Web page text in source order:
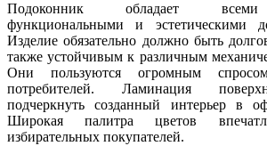
Подоконник обладает всеми
функциональными и эстетическими
Изделие обязательно должно быть
также устойчивым к различным
Они пользуются огромным
потребителей. Ламинация
подчеркнуть созданный интерьер в
Широкая палитра цветов
избирательных покупателей.